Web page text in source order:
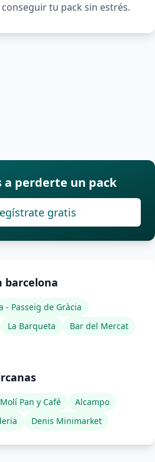
tu pack sin estrés.
a perderte un pack
gratis
barcelona
- Passeig de Gràcia
La Barqueta
Bar del Mercat
Pan y Café
Alcampo
Denis Minimarket